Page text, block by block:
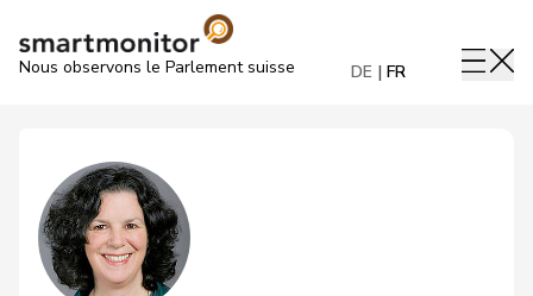
Nous observons le Parlement suisse DE FR